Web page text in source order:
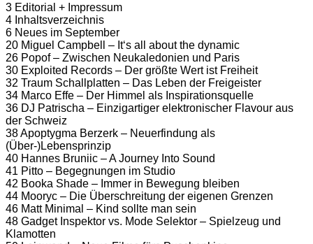
3 Editorial + Impressum
4 Inhaltsverzeichnis
6 Neues im September
20 Miguel Campbell – It‘s all about the dynamic
26 Popof – Zwischen Neukaledonien und Paris
30 Exploited Records – Der größte Wert ist Freiheit
32 Traum Schallplatten – Das Leben der Freigeister
34 Marco Effe – Der Himmel als Inspirationsquelle
36 DJ Patrischa – Einzigartiger elektronischer Flavour aus
der Schweiz
38 Apoptygma Berzerk – Neuerfindung als
(Über-)Lebensprinzip
40 Hannes Bruniic – A Journey Into Sound
41 Pitto – Begegnungen im Studio
42 Booka Shade – Immer in Bewegung bleiben
44 Mooryc – Die Überschreitung der eigenen Grenzen
46 Matt Minimal – Kind sollte man sein
48 Gadget Inspektor vs. Mode Selektor – Spielzeug und
Klamotten